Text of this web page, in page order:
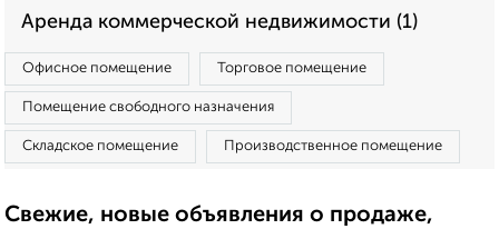
Аренда коммерческой недвижимости (1)
Офисное помещение Торговое помещение
Помещение свободного назначения
Складское помещение Производственное помещение
Свежие, новые объявления о продаже,